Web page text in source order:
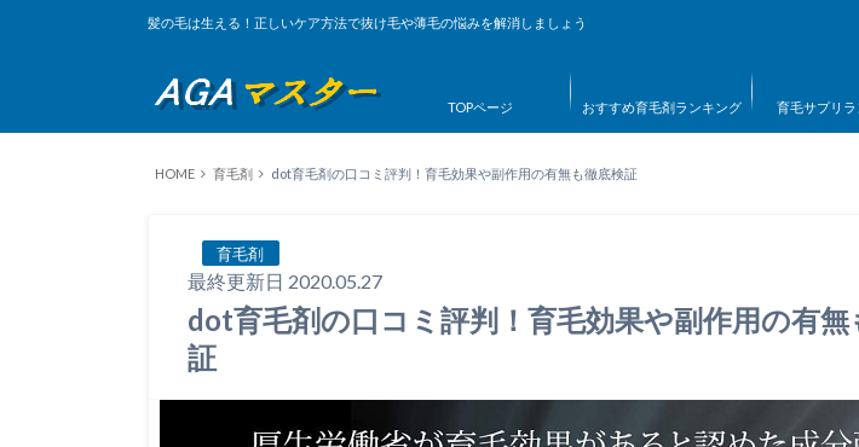
髪の毛は生える！正しいケア方法で抜け毛や薄毛の悩みを解消しましょう
TOPページ おすすめ育毛剤ランキング 育毛サプリ
HOME 育毛剤 dot育毛剤の口コミ評判！育毛効果や副作用の有無も徹底検証
育毛剤
最終更新日 2020.05.27
dot育毛剤の口コミ評判！育毛効果や副作用の有無
証